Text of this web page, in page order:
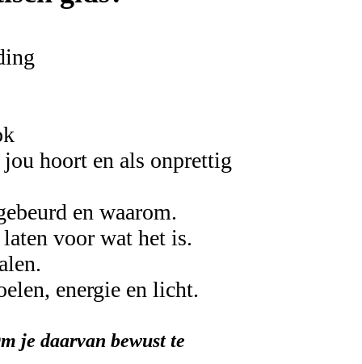
hoort en als onprettig
en waarom.
voor wat het is.
energie en licht.
je daarvan bewust te